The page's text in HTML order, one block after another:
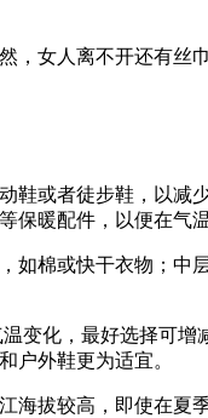
女人离不开还有
或者徒步鞋，以
保暖配件，以便在气
棉或快干衣物；
变化，最好选择可
户外鞋更为适宜。
拔较高，即使在